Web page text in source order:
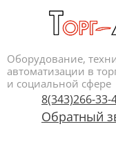
Оборудование,
автоматизации в
и социальной сфере
8(343)266-33-
Обратный